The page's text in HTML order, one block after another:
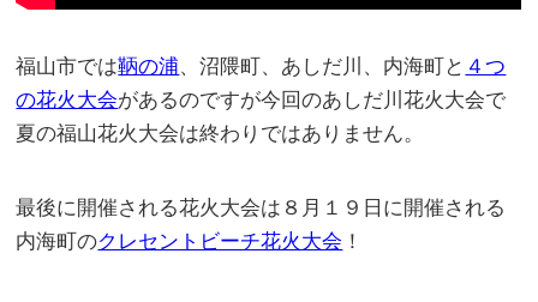
福山市では鞆の浦、沼隈町、あしだ川、内海町と ４つ
の花火大会があるのですが今回のあしだ川花火大会で
夏の福山花火大会は終わりではありません。
最後に開催される花火大会は８月１９日に開催される
内海町のクレセントビーチ花火大会 ！